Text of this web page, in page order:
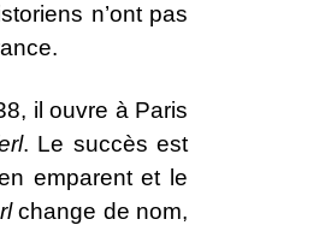
n’ont pas
il ouvre à Paris
. Le succès est
emparent et le
change de nom,